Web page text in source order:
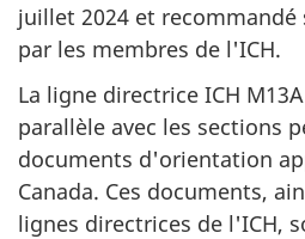
juillet 2024 et
par les membres de l'ICH.
La ligne directrice ICH
parallèle avec les sections
documents d'orientation
Canada. Ces documents,
lignes directrices de l'ICH,